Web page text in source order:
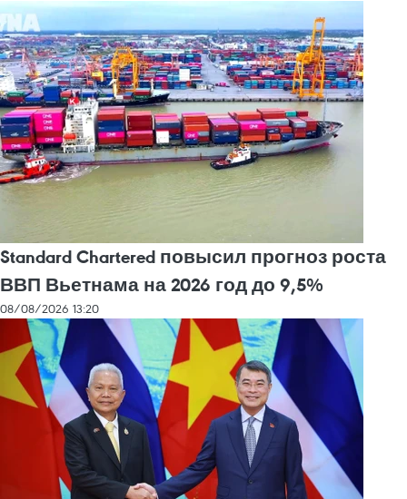
Standard Chartered повысил прогноз роста
ВВП Вьетнама на 2026 год до 9,5%
08/08/2026 13:20